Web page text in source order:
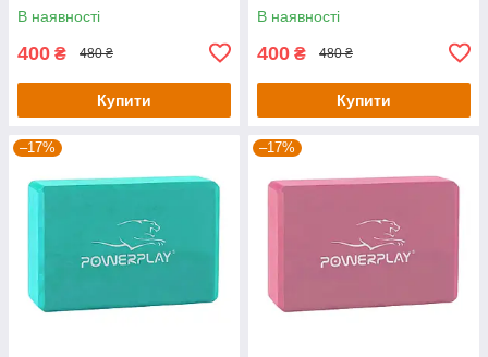
В наявності
400 ₴ 480 ₴
Купити
В наявності
400 ₴ 480 ₴
Купити
–17% –17%